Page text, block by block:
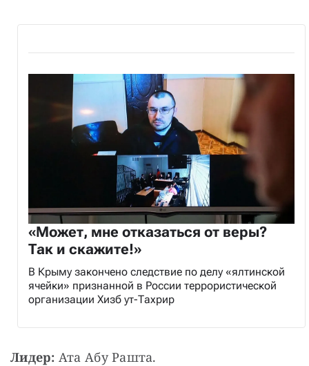
«Может, мне отказаться от веры?
Так и скажите!»
В Крыму закончено следствие по делу «ялтинской
ячейки» признанной в России террористической
организации Хизб ут-Тахрир
Лидер: Ата Абу Рашта.